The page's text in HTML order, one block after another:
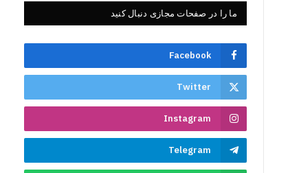
ما را در صفحات مجازی دنبال کنید
Facebook
Twitter
Instagram
Telegram